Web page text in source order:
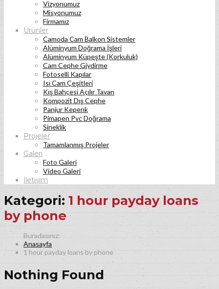
Vizyonumuz
Misyonumuz
Firmamız
Ürünler
Camoda Cam Balkon Sistemler
Alüminyum Doğrama İşleri
Alüminyum Küpeşte (Korkuluk)
Cam Cephe Giydirme
Fotoselli Kapılar
Isı Cam Çeşitleri
Kış Bahçesi Açılır Tavan
Kompozit Dış Cephe
Panjur Kepenk
Pimapen Pvc Doğrama
Sineklik
Projeler
Tamamlanmış Projeler
Galeri
Foto Galeri
Video Galeri
İletişim
Kategori: 1 hour payday loans
by phone
Anasayfa
1 hour payday loans by phone
Nothing Found